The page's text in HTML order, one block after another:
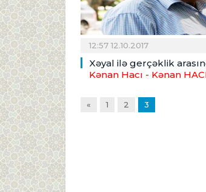
12:57 12.10.2017
Xəyal ilə gerçəklik
Kənan Hacı - Kənan
« 1 2 3